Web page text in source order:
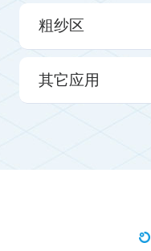
粗纱区
其它应用